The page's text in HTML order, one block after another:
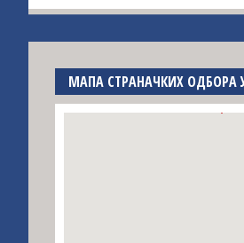
МАПА СТРАНАЧКИХ ОДБОРА